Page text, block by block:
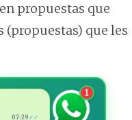
propuestas que
(propuestas) que les
07:29 ✓✓
1